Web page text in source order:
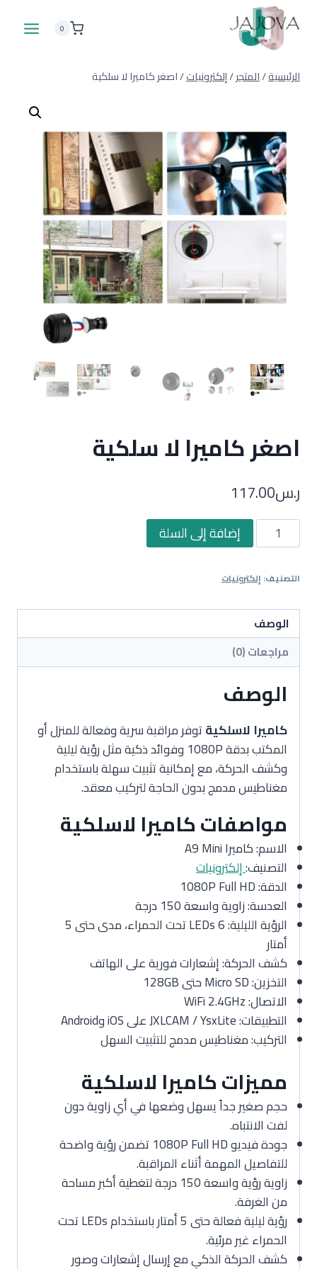
المحتوى
0
الرئيسية/المتجر/إلكترونيات/اصغر كاميرا لا سلكية
اصغر كاميرا لا سلكية
ر.س117.00
كمية
اصغر
لا
سلكية
إضافة إلى السلة
التصنيف: إلكترونيات
الوصف
مراجعات (0)
الوصف
كاميرا لاسلكيةتوفر مراقبة سرية وفعالة للمنزل أو
المكتب بدقة 1080P وفوائد ذكية مثل رؤية ليلية
وكشف الحركة، مع إمكانية تثبيت سهلة باستخدام
مغناطيس مدمج بدون الحاجة لتركيب معقد.
مواصفات كاميرا لاسلكية
الاسم: كاميرا A9 Mini
التصنيف:إلكترونيات
الدقة: 1080P Full HD
العدسة: زاوية واسعة 150 درجة
الرؤية الليلية: 6 LEDs تحت الحمراء، مدى حتى 5
أمتار
كشف الحركة: إشعارات فورية على الهاتف
التخزين: Micro SD حتى 128GB
الاتصال: WiFi 2.4GHz
التطبيقات: JXLCAM / YsxLite على iOS وAndroid
التركيب: مغناطيس مدمج للتثبيت السهل
مميزات كاميرا لاسلكية
حجم صغير جداً يسهل وضعها في أي زاوية دون
لفت الانتباه.
جودة فيديو 1080P Full HD تضمن رؤية واضحة
للتفاصيل المهمة أثناء المراقبة.
زاوية رؤية واسعة 150 درجة لتغطية أكبر مساحة
من الغرفة.
رؤية ليلية فعالة حتى 5 أمتار باستخدام LEDs تحت
الحمراء غير مرئية.
كشف الحركة الذكي مع إرسال إشعارات وصور